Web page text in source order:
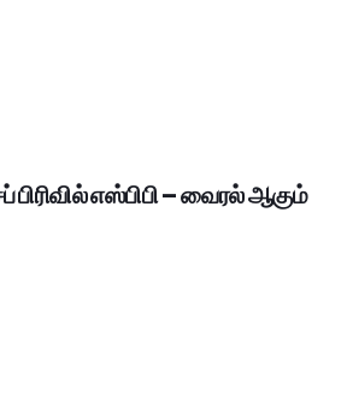
பிரிவில் எஸ்பிபி – வைரல் ஆகும்